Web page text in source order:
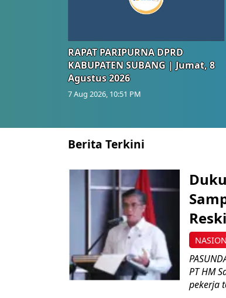
RAPAT PARIPURNA DPRD
KABUPATEN SUBANG | Jumat, 8
Agustus 2026
7 Aug 2026, 10:51 PM
Berita Terkini
PT HM
pekerja